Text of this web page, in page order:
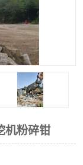
机粉碎钳
机